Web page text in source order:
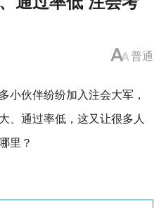
普通
小伙伴纷纷加入注会大军，
、通过率低，这又让很多人
里？